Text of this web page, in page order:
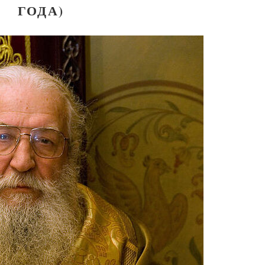
ГОДА)
Георгий Победоносец. Научись у
святого
Роман Котов Чего ждет от нас Бог. 10
Святитель Николай